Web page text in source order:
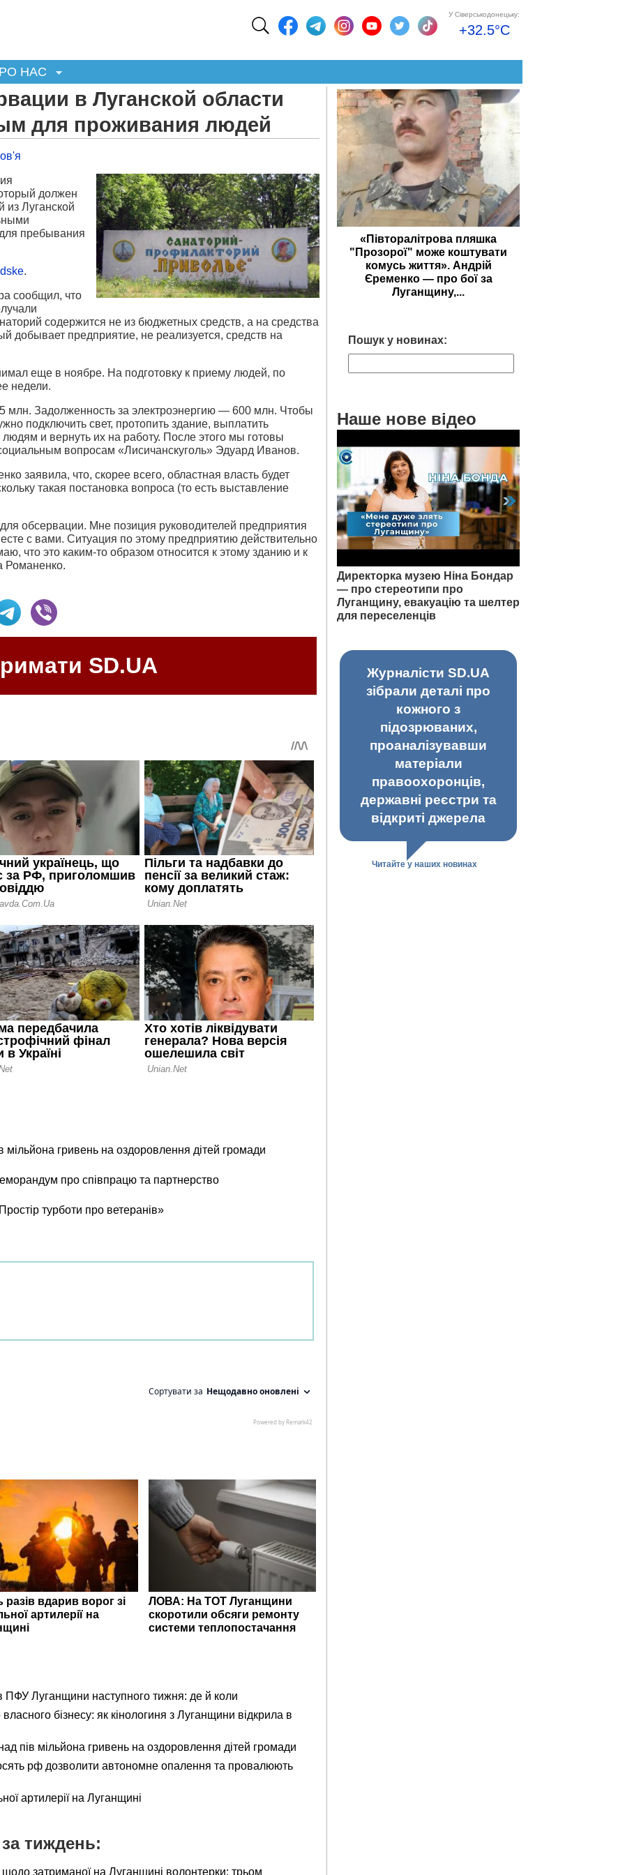
У Сіверськодонецьку:
+32.5°C
НАС
в Луганской области
для проживания людей
должен
из Луганской
пребывания
.
сообщил, что
содержится не из бюджетных средств, а на средства
добывает предприятие, не реализуется, средств на
еще в ноябре. На подготовку к приему людей, по
недели.
млн. Задолженность за электроэнергию — 600 млн. Чтобы
подключить свет, протопить здание, выплатить
и вернуть их на работу. После этого мы готовы
вопросам «Лисичанскуголь» Эдуард Иванов.
заявила, что, скорее всего, областная власть будет
такая постановка вопроса (то есть выставление
обсервации. Мне позиция руководителей предприятия
с вами. Ситуация по этому предприятию действительно
что это каким-то образом относится к этому зданию и к
Романенко.
SD.UA
гривень на оздоровлення дітей громади
про співпрацю та партнерство
турботи про ветеранів»
разів вдарив ворог зі
артилерії на
ЛОВА: На ТОТ Луганщини
скоротили обсяги ремонту
системи теплопостачання
ПФУ Луганщини наступного тижня: де й коли
бізнесу: як кінологиня з Луганщини відкрила в
пів мільйона гривень на оздоровлення дітей громади
рф дозволити автономне опалення та провалюють
артилерії на Луганщині
тиждень:
затриманої на Луганщині волонтерки: трьом
«Півторалітрова пляшка
"Прозорої" може коштувати
комусь життя». Андрій
Єременко — про бої за
Луганщину,...
Пошук у новинах:
Наше нове відео
Директорка музею Ніна Бондар
— про стереотипи про
Луганщину, евакуацію та шелтер
для переселенців
Журналісти SD.UA
зібрали деталі про
кожного з
підозрюваних,
проаналізувавши
матеріали
правоохоронців,
державні реєстри та
відкриті джерела
Читайте у наших новинах